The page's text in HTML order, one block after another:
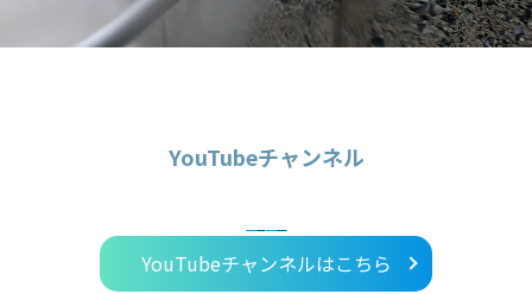
YouTubeチャンネル
YouTubeチャンネルはこちら